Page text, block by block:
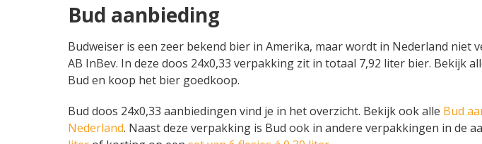
Bud aanbieding
Budweiser is een zeer bekend bier in Amerika, maar wordt in Nederland
AB InBev. In deze doos 24x0,33 verpakking zit in totaal 7,92 liter bier. Bekijk
Bud en koop het bier goedkoop.
Bud doos 24x0,33 aanbiedingen vind je in het overzicht. Bekijk ook alle Bud
Nederland. Naast deze verpakking is Bud ook in andere verpakkingen in de